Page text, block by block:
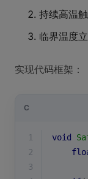
持续高温
临界温度
实现代码框架：
C
1 void
2
3